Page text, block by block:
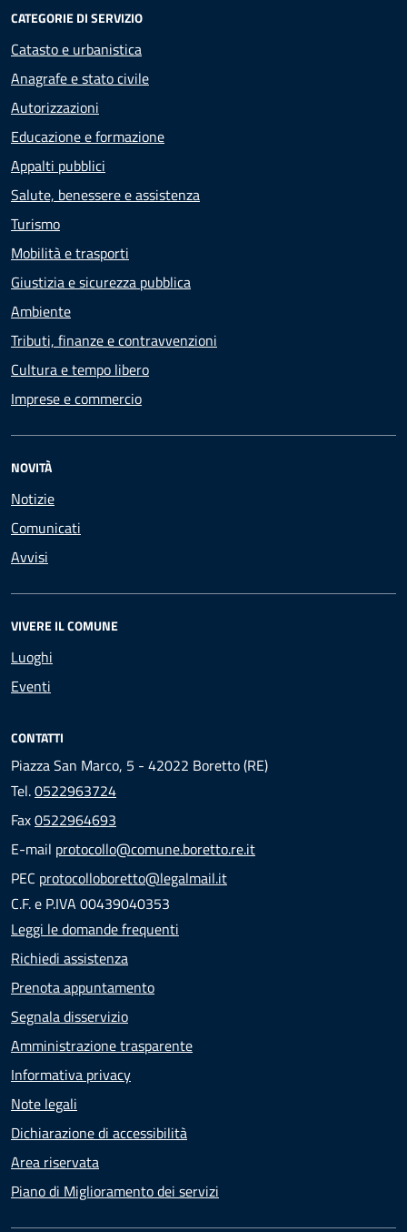
CATEGORIE DI SERVIZIO
Catasto e urbanistica
Anagrafe e stato civile
Autorizzazioni
Educazione e formazione
Appalti pubblici
Salute, benessere e assistenza
Turismo
Mobilità e trasporti
Giustizia e sicurezza pubblica
Ambiente
Tributi, finanze e contravvenzioni
Cultura e tempo libero
Imprese e commercio
NOVITÀ
Notizie
Comunicati
Avvisi
VIVERE IL COMUNE
Luoghi
Eventi
CONTATTI
Piazza San Marco, 5 - 42022 Boretto (RE)
Tel.0522963724
Fax0522964693
E-mail protocollo@comune.boretto.re.it
PEC protocolloboretto@legalmail.it
C.F. e P.IVA 00439040353
Leggi le domande frequenti
Richiedi assistenza
Prenota appuntamento
Segnala disservizio
Amministrazione trasparente
Informativa privacy
Note legali
Dichiarazione di accessibilità
Area riservata
Piano di Miglioramento dei servizi